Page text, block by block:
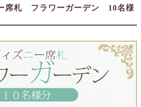
ー席札 フラワーガーデン 10名様